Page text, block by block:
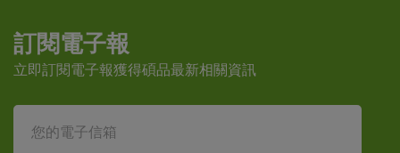
訂閱電子報
立即訂閱電子報獲得碩品最新相關資訊